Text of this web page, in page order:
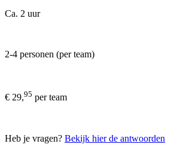
Ca. 2 uur
2-4 personen (per team)
€ 29,95 per team
Heb je vragen? Bekijk hier de antwoorden